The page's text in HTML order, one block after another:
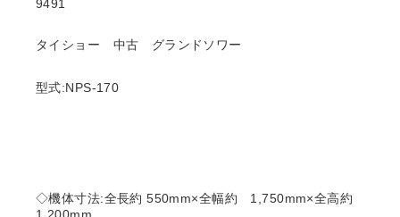
9491
タイショー 中古 グランドソワー
型式:NPS-170
◇機体寸法:全長約 550mm×全幅約 1,750mm×全高約